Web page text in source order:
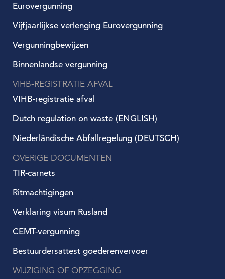
Eurovergunning
Vijfjaarlijkse verlenging Eurovergunning
Vergunningbewijzen
Binnenlandse vergunning
VIHB-REGISTRATIE AFVAL
VIHB-registratie afval
Dutch regulation on waste (ENGLISH)
Niederländische Abfallregelung (DEUTSCH)
OVERIGE DOCUMENTEN
TIR-carnets
Ritmachtigingen
Verklaring visum Rusland
CEMT-vergunning
Bestuurdersattest goederenvervoer
WIJZIGING OF OPZEGGING